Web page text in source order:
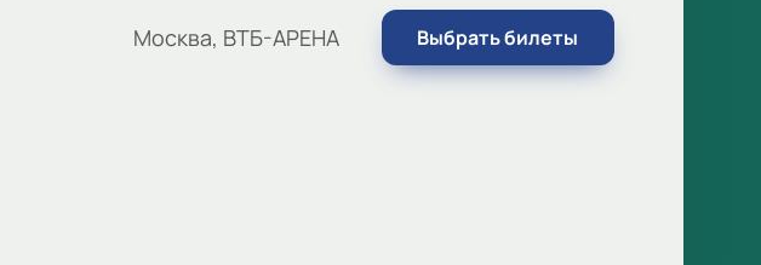
Москва, ВТБ-АРЕНА Выбрать билеты